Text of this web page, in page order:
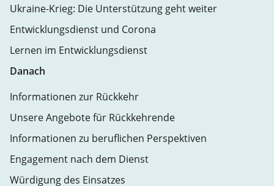
Ukraine-Krieg: Die Unterstützung geht weiter
Entwicklungsdienst und Corona
Lernen im Entwicklungsdienst
Danach
Informationen zur Rückkehr
Unsere Angebote für Rückkehrende
Informationen zu beruflichen Perspektiven
Engagement nach dem Dienst
Würdigung des Einsatzes